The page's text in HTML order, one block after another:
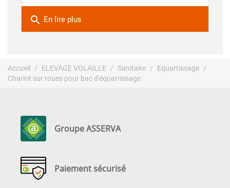
search En lire plus
Accueil ELEVAGE VOLAILLE Sanitaire
Equarrissage
Chariot sur roues pour bac d'équarrissage
Groupe ASSERVA
Paiement sécurisé